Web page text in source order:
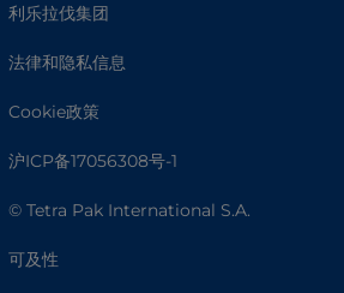
利乐拉伐集团
法律和隐私信息
Cookie政策
沪ICP备17056308号-1
© Tetra Pak International S.A.
可及性